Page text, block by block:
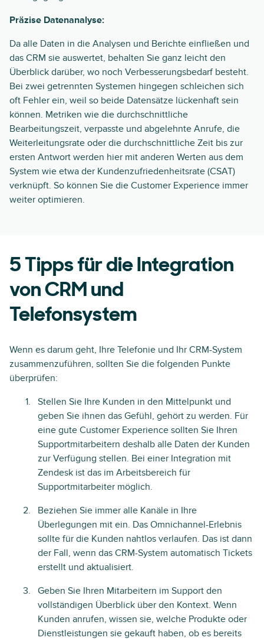
Präzise Datenanalyse:
Da alle Daten in die Analysen und Berichte einfließen und
das CRM sie auswertet, behalten Sie ganz leicht den
Überblick darüber, wo noch Verbesserungsbedarf besteht.
Bei zwei getrennten Systemen hingegen schleichen sich
oft Fehler ein, weil so beide Datensätze lückenhaft sein
können. Metriken wie die durchschnittliche
Bearbeitungszeit, verpasste und abgelehnte Anrufe, die
Weiterleitungsrate oder die durchschnittliche Zeit bis zur
ersten Antwort werden hier mit anderen Werten aus dem
System wie etwa der Kundenzufriedenheitsrate (CSAT)
verknüpft. So können Sie die Customer Experience immer
weiter optimieren.
5 Tipps für die Integration
von CRM und
Telefonsystem
Wenn es darum geht, Ihre Telefonie und Ihr CRM-System
zusammenzuführen, sollten Sie die folgenden Punkte
überprüfen:
Stellen Sie Ihre Kunden in den Mittelpunkt und
geben Sie ihnen das Gefühl, gehört zu werden. Für
eine gute Customer Experience sollten Sie Ihren
Supportmitarbeitern deshalb alle Daten der Kunden
zur Verfügung stellen. Bei einer Integration mit
Zendesk ist das im Arbeitsbereich für
Supportmitarbeiter möglich.
Beziehen Sie immer alle Kanäle in Ihre
Überlegungen mit ein. Das Omnichannel-Erlebnis
sollte für die Kunden nahtlos verlaufen. Das ist dann
der Fall, wenn das CRM-System automatisch Tickets
erstellt und aktualisiert.
Geben Sie Ihren Mitarbeitern im Support den
vollständigen Überblick über den Kontext. Wenn
Kunden anrufen, wissen sie, welche Produkte oder
Dienstleistungen sie gekauft haben, ob es bereits